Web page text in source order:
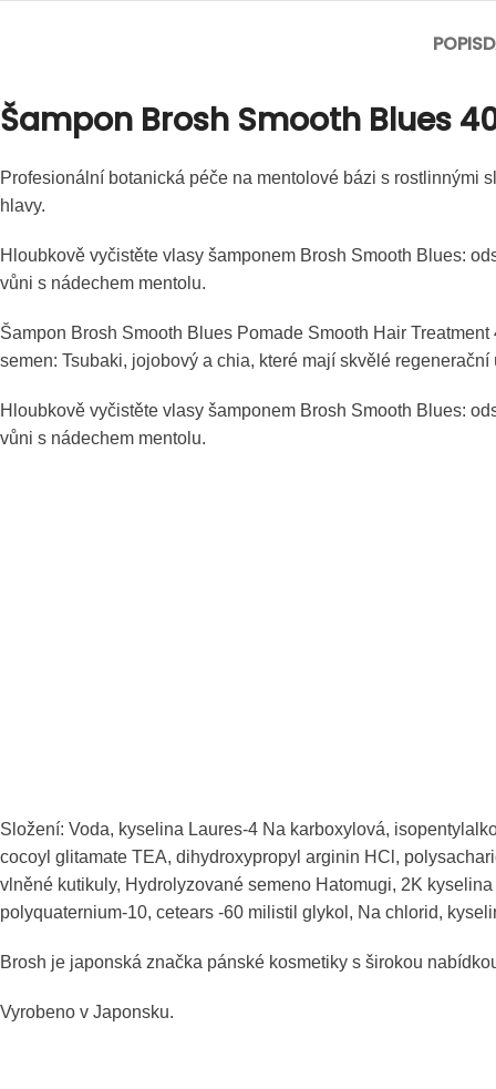
POPIS
Šampon Brosh Smooth Blues
Profesionální botanická péče na mentolové bázi s rostlinnými
hlavy.
Hloubkově vyčistěte vlasy šamponem Brosh Smooth Blues:
vůni s nádechem mentolu.
Šampon Brosh Smooth Blues Pomade Smooth Hair
semen: Tsubaki, jojobový a chia, které mají skvělé
Hloubkově vyčistěte vlasy šamponem Brosh Smooth Blues:
vůni s nádechem mentolu.
Složení: Voda, kyselina Laures-4 Na karboxylová,
cocoyl glitamate TEA, dihydroxypropyl arginin HCl,
vlněné kutikuly, Hydrolyzované semeno Hatomugi, 2K
polyquaternium-10, cetears -60 milistil glykol, Na chlorid,
Brosh je japonská značka pánské kosmetiky s širokou
Vyrobeno v Japonsku.